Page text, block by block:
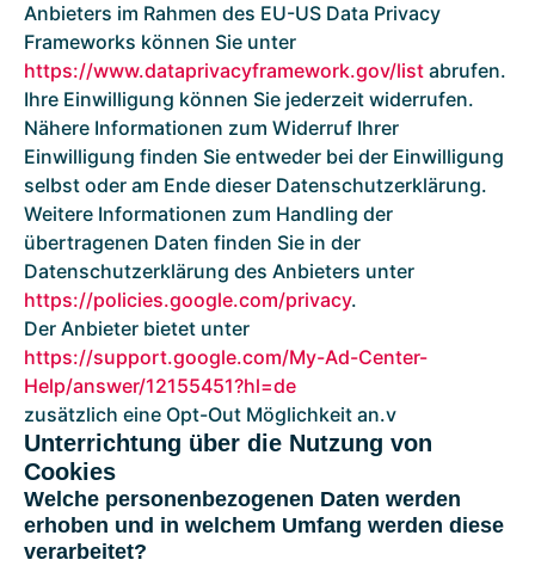
Anbieters im Rahmen des EU-US Data Privacy
Frameworks können Sie unter
https://www.dataprivacyframework.gov/list abrufen.
Ihre Einwilligung können Sie jederzeit widerrufen.
Nähere Informationen zum Widerruf Ihrer
Einwilligung finden Sie entweder bei der Einwilligung
selbst oder am Ende dieser Datenschutzerklärung.
Weitere Informationen zum Handling der
übertragenen Daten finden Sie in der
Datenschutzerklärung des Anbieters unter
https://policies.google.com/privacy.
Der Anbieter bietet unter
https://support.google.com/My-Ad-Center-
Help/answer/12155451?hl=de
zusätzlich eine Opt-Out Möglichkeit an.v
Unterrichtung über die Nutzung von
Cookies
Welche personenbezogenen Daten werden
erhoben und in welchem Umfang werden diese
verarbeitet?